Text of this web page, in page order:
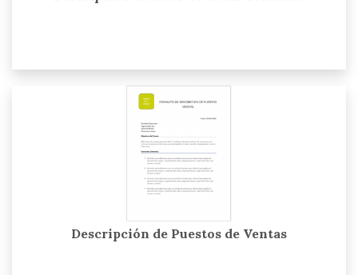
Descripción de Puestos de Ventas